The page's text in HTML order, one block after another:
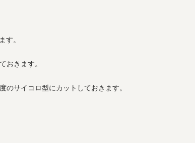
す。
おきます。
のサイコロ型にカットしておきます。